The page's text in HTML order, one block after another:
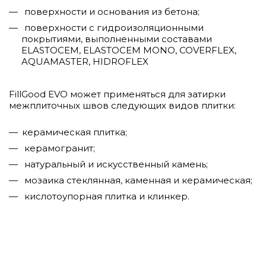
поверхности и основания из бетона;
поверхности с гидроизоляционными
покрытиями, выполненными составами
ELASTOCEM, ELASTOCEM MONO, COVERFLEX,
AQUAMASTER, HIDROFLEX
FillGood EVO может применяться для затирки
межплиточных швов следующих видов плитки:
керамическая плитка;
керамогранит;
натуральный и искусственный камень;
мозаика стеклянная, каменная и керамическая;
кислотоупорная плитка и клинкер.